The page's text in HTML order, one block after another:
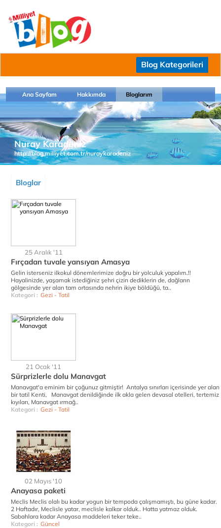
Blog Kategorileri
Ana Sayfam Hakkımda Bloglarım
Nuray Karadeniz
http://blog.milliyet.com.tr/nuraykaradeniz
Bloglar
25 Aralık '11
Fırçadan tuvale yansıyan Amasya
Gelin isterseniz ilkokul dönemlerimize doğru bir yolculuk yapalım.!!
Hayalinizde, yaşamak istediğiniz şehri çizin dediklerin de, dağların
gölgesinde yer alan tam ortasında nehrin ikiye böldüğü, ta..
Kategori : Gezi - Tatil
21 Ocak '11
Sürprizlerle dolu Manavgat
Manavgat'a eminim bir çoğunuz gitmiştir! Antalya sınırları içerisinde yer alan
bir tatil Kenti, Manavgat denildiğinde ilk akla gelen devasal otelleri, tertemiz
kıyıları, Manavgat ırmağ..
Kategori : Gezi - Tatil
02 Mayıs '10
Anayasa paketi
Meclis Meclis olalı bu kadar yogun bir tempoda çalışmamıştı, bu güne kadar.
2 Haftadır, Meclisle yatar, meclisle kalkar olduk.. Hatta yatmaz olduk.
Sabahlara kadar Anayasa maddeleri teker teke..
Kategori : Güncel